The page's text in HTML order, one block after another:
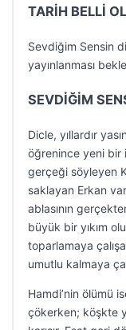
TARİH BELLİ
Sevdiğim Sensin
yayınlanması
SEVDİĞİM
Dicle, yıllardır
öğrenince yeni bir
gerçeği söyleyen
saklayan Erkan
ablasının
büyük bir yıkım
toparlamaya
umutlu kalmaya
Hamdi’nin ölümü
çökerken; köşkte